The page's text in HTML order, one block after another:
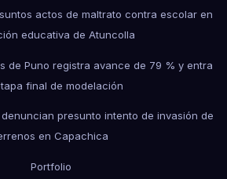
actos de maltrato contra escolar en
educativa de Atuncolla
de Puno registra avance de 79 % y entra
final de modelación
presunto intento de invasión de
en Capachica
Portfolio